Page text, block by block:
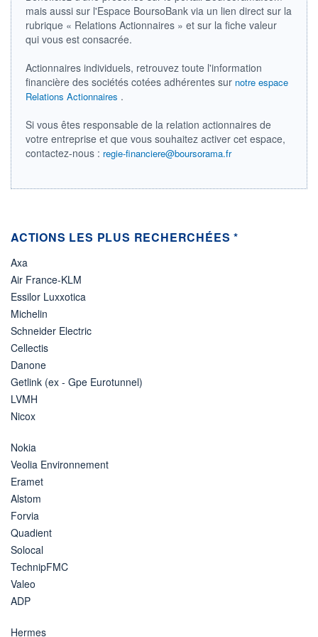
ÉLIGIBILITÉ
Non éligible
Boursobank
+ PORTEFEUILLE + LISTE
mais aussi sur l'Espace BoursoBank via un lien direct sur la
rubrique « Relations Actionnaires » et sur la fiche valeur
qui vous est consacrée.
Actionnaires individuels, retrouvez toute l'information
financière des sociétés cotées adhérentes sur notre espace
Relations Actionnaires .
Si vous êtes responsable de la relation actionnaires de
votre entreprise et que vous souhaitez activer cet espace,
contactez-nous : regie-financiere@boursorama.fr
ACTIONS LES PLUS RECHERCHÉES *
Axa
Air France-KLM
Essilor Luxxotica
Michelin
Schneider Electric
Cellectis
Danone
Getlink (ex - Gpe Eurotunnel)
LVMH
Nicox
Nokia
Veolia Environnement
Eramet
Alstom
Forvia
Quadient
Solocal
TechnipFMC
Valeo
ADP
Hermes